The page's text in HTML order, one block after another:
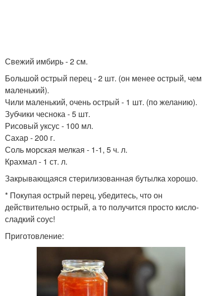
Свежий имбирь - 2 см.
Большой острый перец - 2 шт. (он менее острый, чем
маленький).
Чили маленький, очень острый - 1 шт. (по желанию).
Зубчики чеснока - 5 шт.
Рисовый уксус - 100 мл.
Сахар - 200 г.
Соль морская мелкая - 1-1, 5 ч. л.
Крахмал - 1 ст. л.
Закрывающаяся стерилизованная бутылка хорошо.
* Покупая острый перец, убедитесь, что он
действительно острый, а то получится просто кисло-
сладкий соус!
Приготовление: